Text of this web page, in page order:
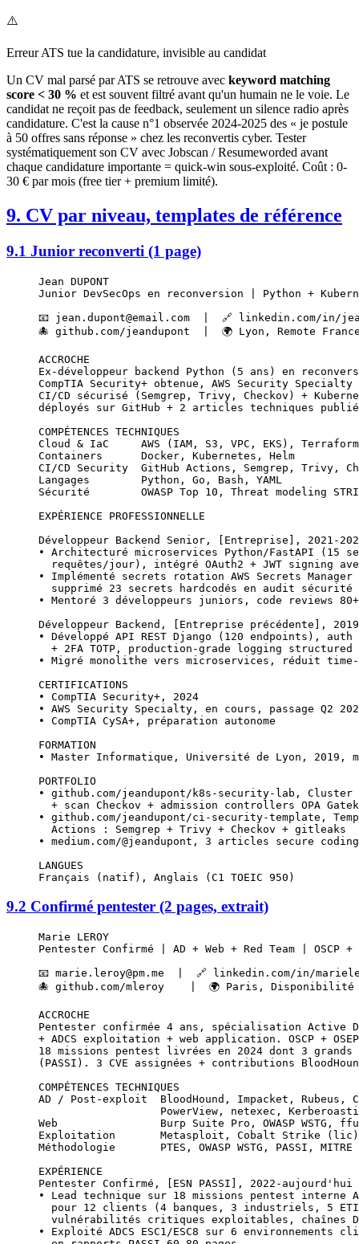
⚠️
Erreur ATS tue la candidature, invisible au candidat
Un CV mal parsé par ATS se retrouve avec keyword matching
score < 30 % et est souvent filtré avant qu'un humain ne le voie. Le
candidat ne reçoit pas de feedback, seulement un silence radio après
candidature. C'est la cause n°1 observée 2024-2025 des « je postule
à 50 offres sans réponse » chez les reconvertis cyber. Tester
systématiquement son CV avec Jobscan / Resumeworded avant
chaque candidature importante = quick-win sous-exploité. Coût : 0-
30 € par mois (free tier + premium limité).
9. CV par niveau, templates de référence
9.1 Junior reconverti (1 page)
Jean DUPONT
Junior DevSecOps en reconversion | Python +
📧 jean.dupont@email.com  |  🔗 linkedin.com/in/
🐙 github.com/jeandupont  |  🌍 Lyon, Remote
ACCROCHE
Ex-développeur backend Python (5 ans) en
CompTIA Security+ obtenue, AWS Security
CI/CD sécurisé (Semgrep, Trivy, Checkov) +
déployés sur GitHub + 2 articles techniques
COMPÉTENCES TECHNIQUES
Cloud & IaC     AWS (IAM, S3, VPC, EKS), Terraform
Containers      Docker, Kubernetes, Helm
CI/CD Security  GitHub Actions, Semgrep, Trivy,
Langages        Python, Go, Bash, YAML
Sécurité        OWASP Top 10, Threat modeling
EXPÉRIENCE PROFESSIONNELLE
Développeur Backend Senior, [Entreprise], 2021-
• Architecturé microservices Python/FastAPI (15
requêtes/jour), intégré OAuth2 + JWT signing
• Implémenté secrets rotation AWS Secrets
  supprimé 23 secrets hardcodés en audit sécurité
• Mentoré 3 développeurs juniors, code reviews 80+
Développeur Backend, [Entreprise précédente],
• Développé API REST Django (120 endpoints), auth
+ 2FA TOTP, production-grade logging structured
• Migré monolithe vers microservices, réduit
CERTIFICATIONS
• CompTIA Security+, 2024
• AWS Security Specialty, en cours, passage Q2
• CompTIA CySA+, préparation autonome
FORMATION
• Master Informatique, Université de Lyon, 2019,
PORTFOLIO
• github.com/jeandupont/k8s-security-lab, Cluster
+ scan Checkov + admission controllers OPA
• github.com/jeandupont/ci-security-template,
  Actions : Semgrep + Trivy + Checkov + gitleaks
• medium.com/@jeandupont, 3 articles secure
LANGUES
Français (natif), Anglais (C1 TOEIC 950)
9.2 Confirmé pentester (2 pages, extrait)
Marie LEROY
Pentester Confirmé | AD + Web + Red Team | OSCP +
📧 marie.leroy@pm.me  |  🔗 linkedin.com/in/
🐙 github.com/mleroy    |  🌍 Paris, Disponibilité
ACCROCHE
Pentester confirmée 4 ans, spécialisation Active
+ ADCS exploitation + web application. OSCP +
18 missions pentest livrées en 2024 dont 3 grands
(PASSI). 3 CVE assignées + contributions
COMPÉTENCES TECHNIQUES
AD / Post-exploit  BloodHound, Impacket, Rubeus,
PowerView, netexec,
Web                Burp Suite Pro, OWASP WSTG,
Exploitation       Metasploit, Cobalt Strike (lic),
Méthodologie       PTES, OWASP WSTG, PASSI,
EXPÉRIENCE
Pentester Confirmé, [ESN PASSI], 2022-aujourd'hui
• Lead technique sur 18 missions pentest interne
pour 12 clients (4 banques, 3 industriels, 5
vulnérabilités critiques exploitables, chaînes
• Exploité ADCS ESC1/ESC8 sur 6 environnements